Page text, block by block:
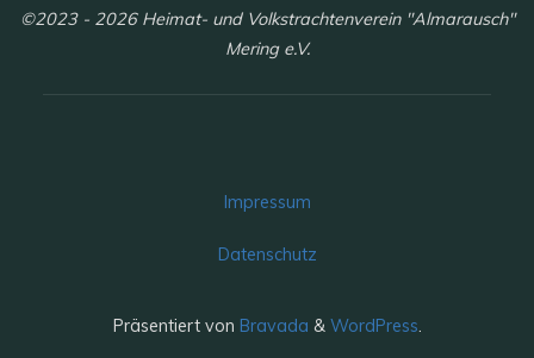
©2023 - 2026 Heimat- und Volkstrachtenverein "Almarausch"
Mering e.V.
Impressum
Datenschutz
Präsentiert von Bravada & WordPress.